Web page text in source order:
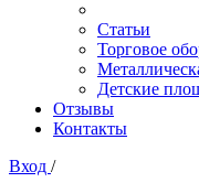
Статьи
Торговое
Детские
Отзывы
Контакты
Вход /